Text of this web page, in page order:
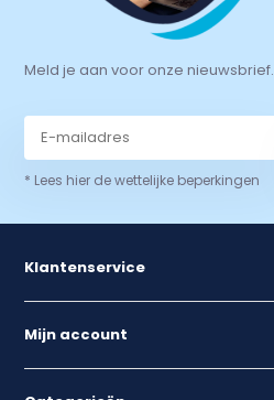
Meld je aan voor onze nieuwsbrief.
* Lees hier de wettelijke beperkingen
Klantenservice
Mijn account